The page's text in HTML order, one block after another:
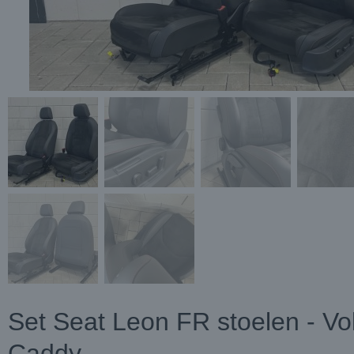
Set Seat Leon FR stoelen -